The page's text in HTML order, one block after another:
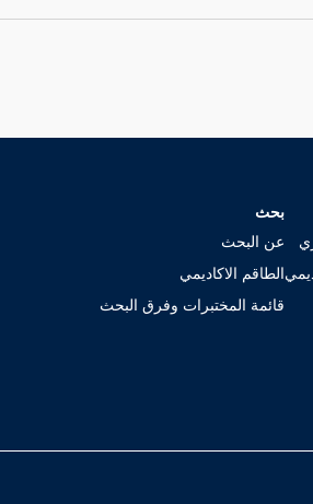
بحث
عن البحث
الطاقم الاكاديمي
قائمة المختبرات وفرق البحث